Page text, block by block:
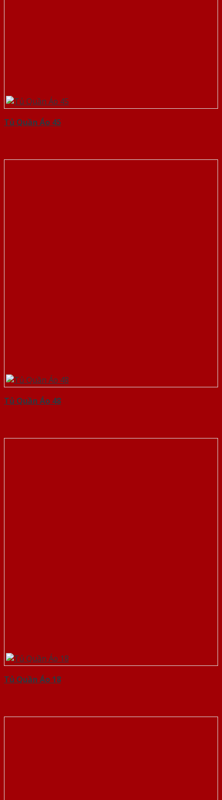
Tủ Quần Áo 45
Tủ Quần Áo 48
Tủ Quần Áo 18